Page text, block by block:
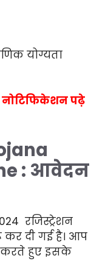
योग्यता
नोटिफिकेशन पढ़े
: आवेदन
रजिस्ट्रेशन
कर दी गई है। आप
करते हुए इसके